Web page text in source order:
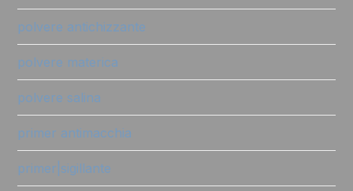
polvere antichizzante
polvere materica
polvere salina
primer antimacchia
primer|sigillante